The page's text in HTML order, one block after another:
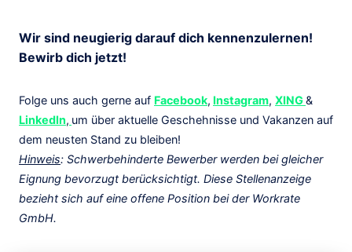
Wir sind neugierig darauf dich kennenzulernen!
Bewirb dich jetzt!
Folge uns auch gerne auf Facebook, Instagram, XING&
LinkedIn, um über aktuelle Geschehnisse und Vakanzen auf
dem neusten Stand zu bleiben!
Hinweis: Schwerbehinderte Bewerber werden bei gleicher
Eignung bevorzugt berücksichtigt. Diese Stellenanzeige
bezieht sich auf eine offene Position bei der Workrate
GmbH.